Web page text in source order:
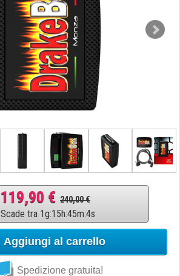
119,90 € 240,00 €
Scade tra 1g:15h:45m:3s
Aggiungi al carrello
Spedizione gratuita!